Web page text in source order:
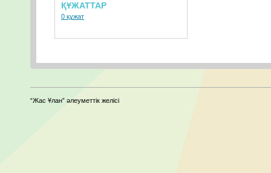
ҚҰЖАТТАР
0 құжат
“Жас Ұлан” әлеуметтік желісі